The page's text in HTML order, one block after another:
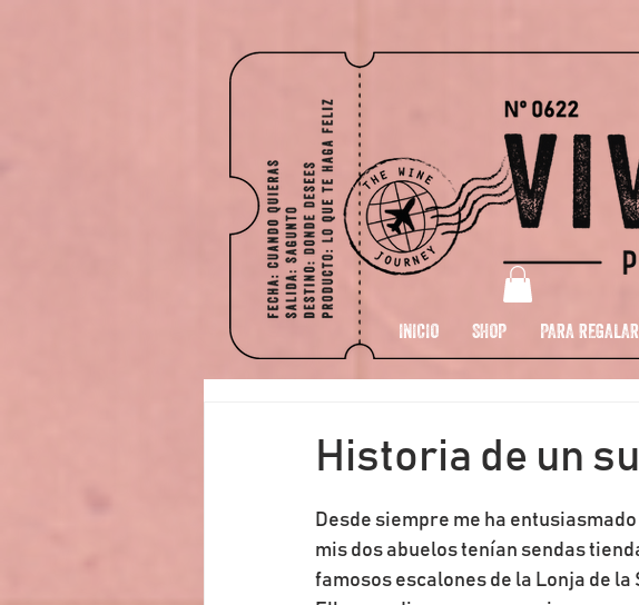
INICIO SHOP PARA REGALAR
Historia de un
Desde siempre me ha
mis dos abuelos tenían sendas
famosos escalones de la Lonja de la